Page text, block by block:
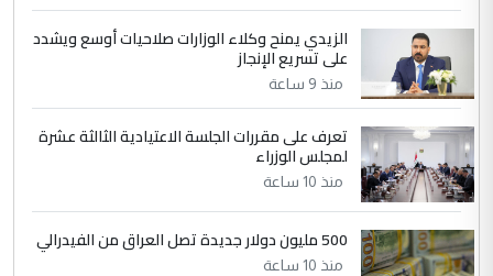
5
التعليق : تحياتي لك استاذ حامدتركان. كلام
دقيق ومسؤول؛ فالاستثمار الحقيقي للإنسان
الموضوع :
بين الإهمال واغتصاب الأرض.. بلاد
الرافدين تعاني الجفاف والتصحر!!
الزيدي يمنح وكلاء الوزارات صلاحيات أوسع ويشدد
على تسريع الإنجاز
منذ 9 ساعة
تعرف على مقررات الجلسة الاعتيادية الثالثة عشرة
لمجلس الوزراء
منذ 10 ساعة
500 مليون دولار جديدة تصل العراق من الفيدرالي
منذ 10 ساعة